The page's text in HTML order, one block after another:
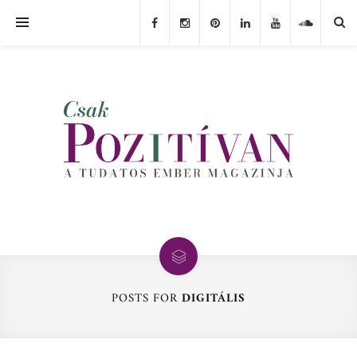
POSTS FORDIGITÁLIS